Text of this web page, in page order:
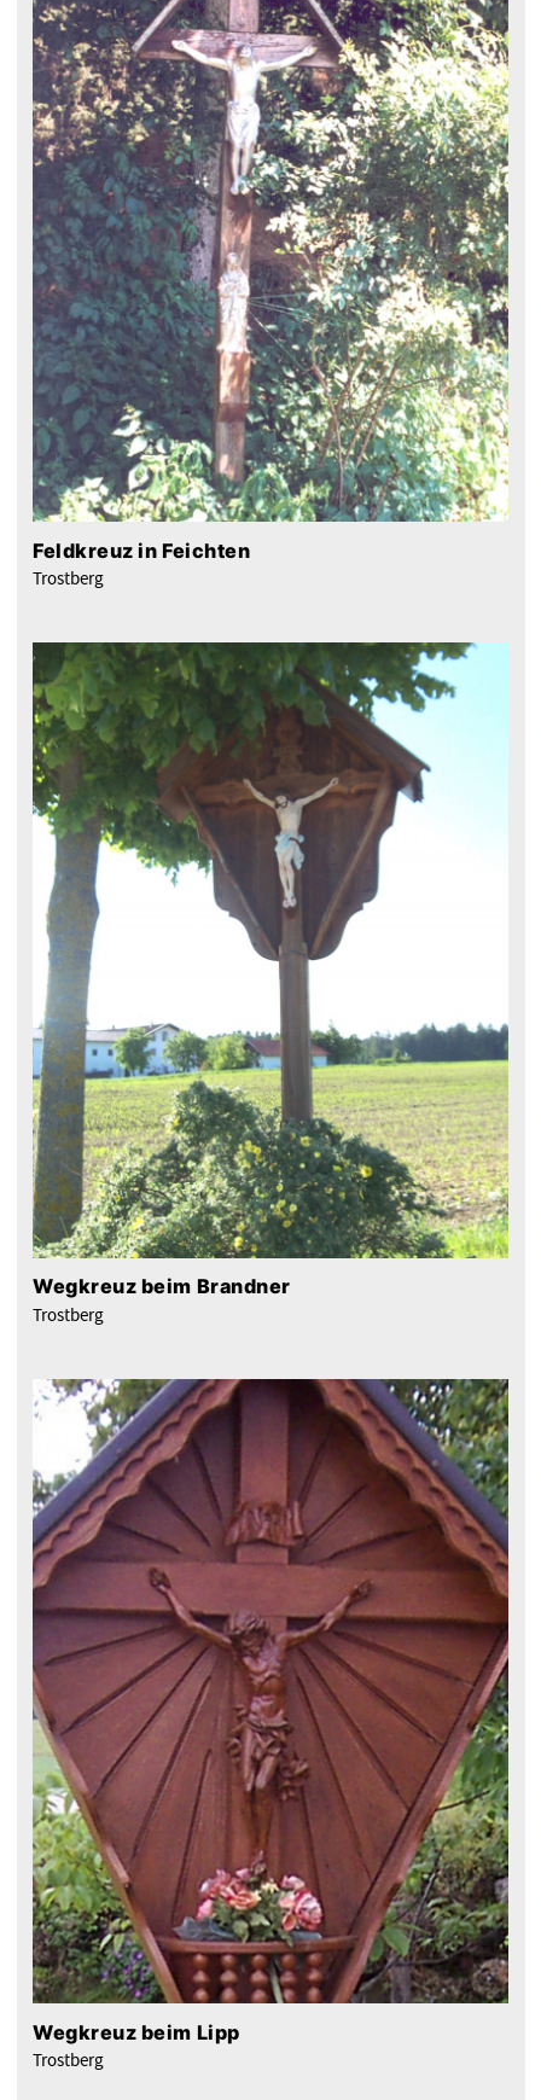
Feldkreuz in Feichten
Trostberg
Wegkreuz beim Brandner
Trostberg
Wegkreuz beim Lipp
Trostberg